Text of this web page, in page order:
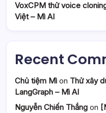
VoxCPM thử voice
Việt – Mì AI
Recent
Chủ tiệm Mì on Thử xây
LangGraph – Mì AI
Nguyễn Chiến Thắng on